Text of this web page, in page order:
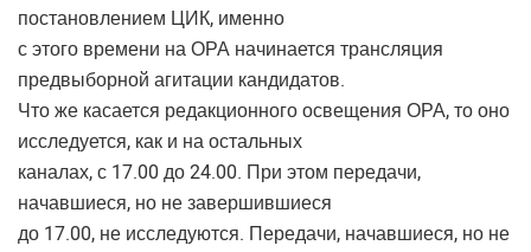
постановлением ЦИК, именно
с этого времени на ОРА начинается трансляция
предвыборной агитации кандидатов.
Что же касается редакционного освещения ОРА, то оно
исследуется, как и на остальных
каналах, с 17.00 до 24.00. При этом передачи,
начавшиеся, но не завершившиеся
до 17.00, не исследуются. Передачи, начавшиеся, но не